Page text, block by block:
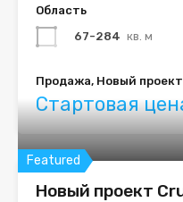
Область
67-284 кв. м
Продажа, Новый проект
Стартовая
Featured
Новый проект